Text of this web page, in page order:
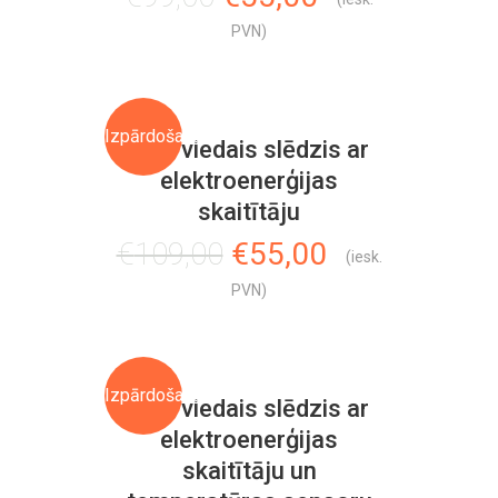
price
PVN)
Izpārdošana!
Mini viedais slēdzis ar
elektroenerģijas
skaitītāju
€109,00 Original
price
€55,00Current
(iesk.
PVN)
Izpārdošana!
Mini viedais slēdzis ar
elektroenerģijas
skaitītāju un